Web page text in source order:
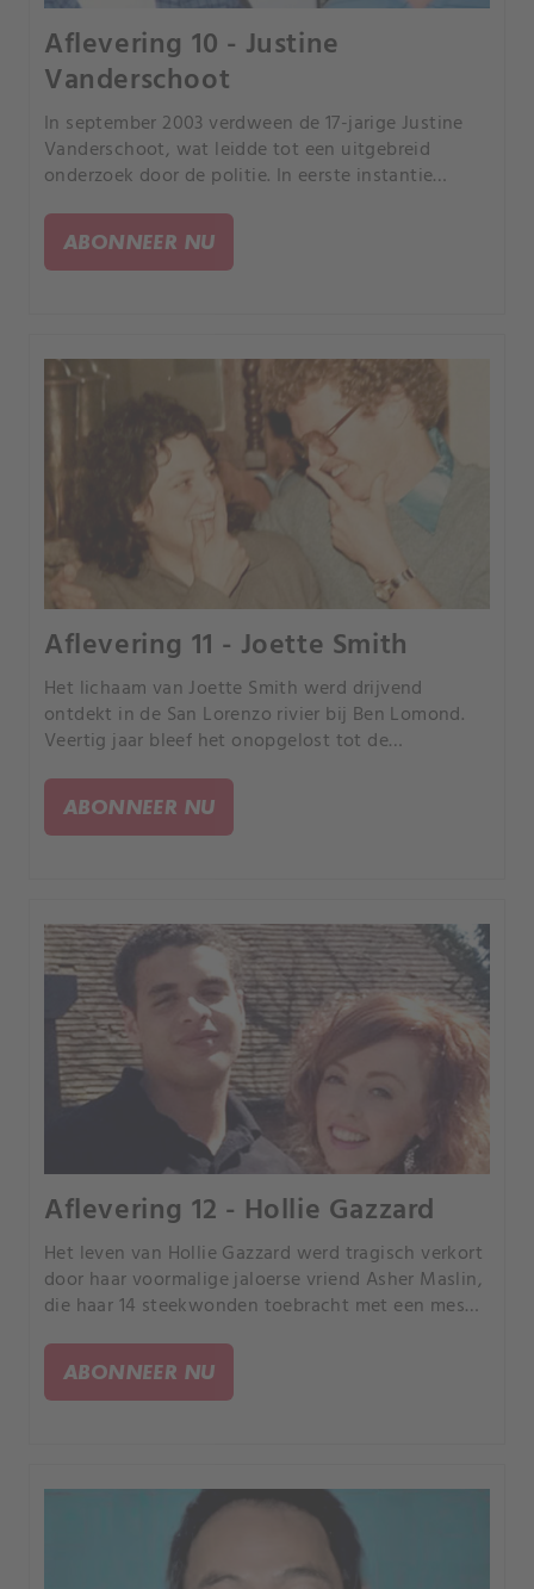
Aflevering 10 - Justine
Vanderschoot
In september 2003 verdween de 17-jarige Justine
Vanderschoot, wat leidde tot een uitgebreid
onderzoek door de politie. In eerste instantie
parkeerplaats zonder aanwijzingen van een
misdrijf.
ABONNEER NU
Aflevering 11 - Joette Smith
Het lichaam van Joette Smith werd drijvend
ontdekt in de San Lorenzo rivier bij Ben Lomond.
Veertig jaar bleef het onopgelost tot de
en de vooruitgang in de forensische technologie
benutten.
ABONNEER NU
Aflevering 12 - Hollie Gazzard
Het leven van Hollie Gazzard werd tragisch verkort
door haar voormalige jaloerse vriend Asher Maslin,
die haar 14 steekwonden toebracht met een mes
ABONNEER NU